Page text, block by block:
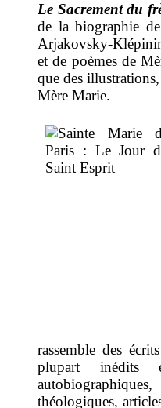
Le Sacrement du
de la biographie
Arjakovsky-
et de poèmes de
que des
Mère Marie.
rassemble des
plupart inédits
théologiques,